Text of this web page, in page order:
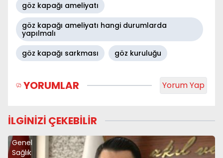
göz kapağı ameliyatı
göz kapağı ameliyatı hangi durumlarda
yapılmalı
göz kapağı sarkması
göz kuruluğu
YORUMLAR Yorum Yap
İLGİNİZİ ÇEKEBİLİR
Genel
Sağlık